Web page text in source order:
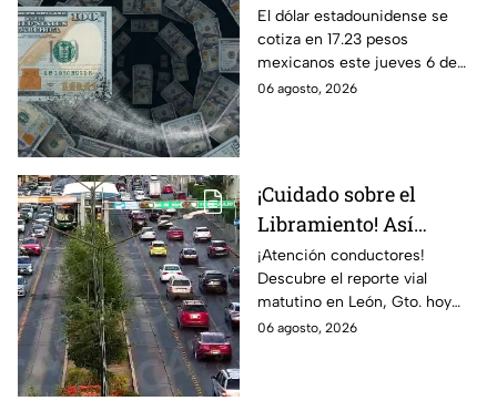
del dólar vuelve a bajar
en Guanajuato: Así
amanece el tipo de
cambio HOY 6 de
El dólar estadounidense se
cotiza en 17.23 pesos
mexicanos este jueves 6 de
agosto de 2026, mostrando
06 agosto, 2026
¡Cuidado sobre el
Libramiento! Así
amanece el tráfico en
León, Gto., hoy jueves 6
de agosto; reporte EN
VIVO
¡Atención conductores!
Descubre el reporte vial
matutino en León, Gto. hoy
jueves 6 de agosto. ¡Evita el
06 agosto, 2026